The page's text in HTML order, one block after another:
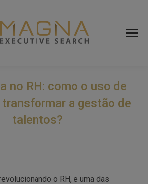
no RH: como o uso de
transformar a gestão de
talentos?
o RH, e uma das